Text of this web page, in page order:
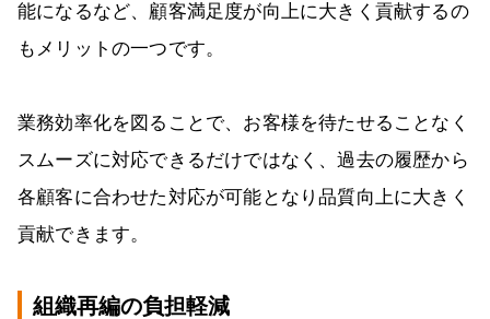
能になるなど、顧客満足度が向上に大きく貢献するの
もメリットの一つです。
業務効率化を図ることで、お客様を待たせることなく
スムーズに対応できるだけではなく、過去の履歴から
各顧客に合わせた対応が可能となり品質向上に大きく
貢献できます。
組織再編の負担軽減